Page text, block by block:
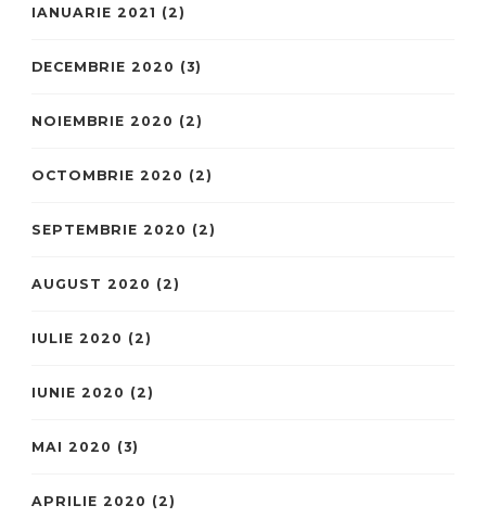
IANUARIE 2021 (2)
DECEMBRIE 2020 (3)
NOIEMBRIE 2020 (2)
OCTOMBRIE 2020 (2)
SEPTEMBRIE 2020 (2)
AUGUST 2020 (2)
IULIE 2020 (2)
IUNIE 2020 (2)
MAI 2020 (3)
APRILIE 2020 (2)